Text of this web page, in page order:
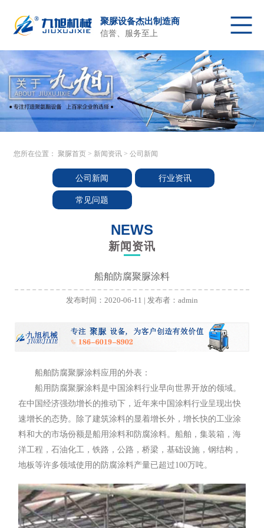
聚脲设备杰出制造商
信誉、服务至上
聚脲首页 聚脲喷涂设备 配件及原料
关于我们 产品中心 客户施工
新闻资讯 售后服务 联系我们
您所在位置： 聚脲首页> 新闻资讯> 公司新闻
公司新闻 行业资讯
常见问题
NEWS
新闻资讯
船舶防腐聚脲涂料
发布时间：2020-06-11 | 发布者：admin
船舶防腐聚脲涂料应用的外表：
船用 防腐聚脲涂料是中国涂料行业早向世界开放的领域。
在中国经济强劲增长的推动下，近年来中国涂料行业呈现出快
速增长的态势。除了建筑涂料的显着增长外，增长快的工业涂
料和大的市场份额是船用涂料和防腐涂料。船舶，集装箱，海
洋工程，石油化工，铁路，公路，桥梁，基础设施，钢结构，
地板等许多领域使用的防腐涂料产量已超过100万吨。